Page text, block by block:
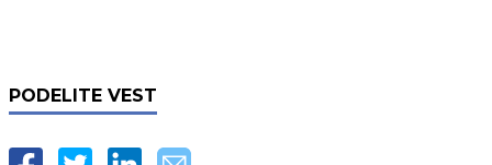
PODELITE VEST